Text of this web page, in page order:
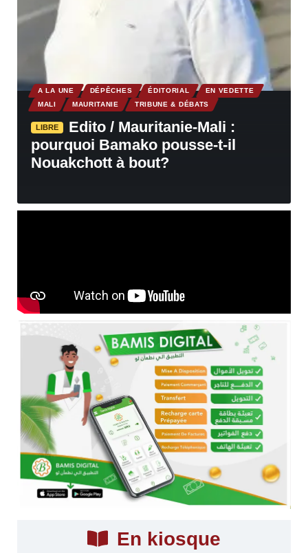
A LA UNE DÉPÊCHES ÉDITORIAL
EN VEDETTE
MALI
MAURITANIE TRIBUNE & DÉBATS
LIBRE
Edito / Mauritanie-Mali :
pourquoi Bamako pousse-t-il
Nouakchott à bout?
En kiosque